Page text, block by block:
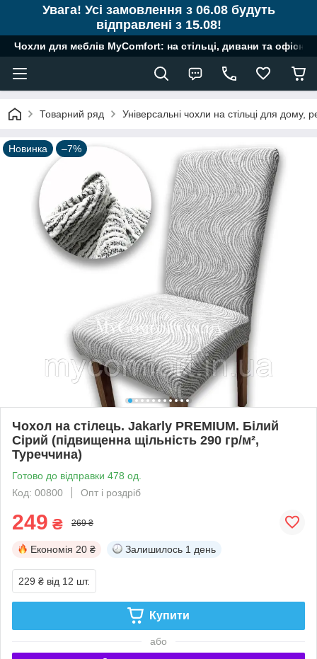
Увага! Усі замовлення з 06.08 будуть
відправлені з 15.08!
Чохли для меблів MyComfort: на стільці, дивани та офісні
Товарний ряд Універсальні чохли на стільці для дому,
Новинка –7%
Чохол на стілець. Jakarly PREMIUM. Білий
Сірий (підвищенна щільність 290 гр/м²,
Туреччина)
Готово до відправки 478 од.
Код: 00800
Опт і роздріб
249 ₴ 269 ₴
Економія 20 ₴ Залишилось 1 день
229 ₴ від 12 шт.
Купити
або